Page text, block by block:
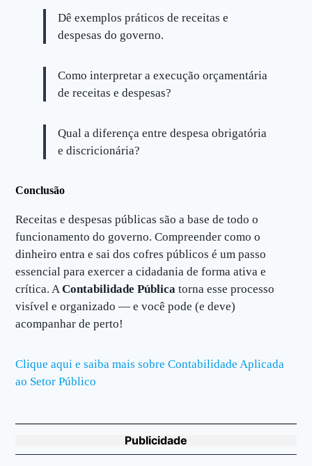
Dê exemplos práticos de receitas e
despesas do governo.
Como interpretar a execução orçamentária
de receitas e despesas?
Qual a diferença entre despesa obrigatória
e discricionária?
Conclusão
Receitas e despesas públicas são a base de todo o
funcionamento do governo. Compreender como o
dinheiro entra e sai dos cofres públicos é um passo
essencial para exercer a cidadania de forma ativa e
crítica. AContabilidade Pública torna esse processo
visível e organizado — e você pode (e deve)
acompanhar de perto!
Clique aqui e saiba mais sobre Contabilidade Aplicada
ao Setor Público
Publicidade